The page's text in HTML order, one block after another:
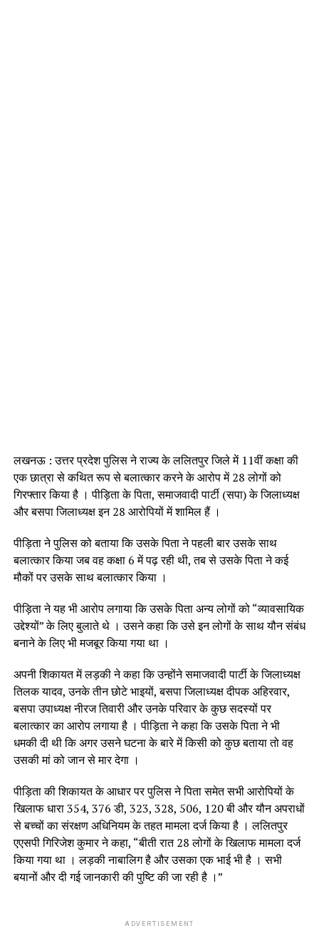
लखनऊ : उत्तर प्रदेश पुलिस ने राज्य के ललितपुर जिले में 11वीं कक्षा की
एक छात्रा से कथित रूप से बलात्कार करने के आरोप में 28 लोगों को
गिरफ्तार किया है । पीड़िता के पिता, समाजवादी पार्टी (सपा) के जिलाध्यक्ष
और बसपा जिलाध्यक्ष इन 28 आरोपियों में शामिल हैं ।
पीड़िता ने पुलिस को बताया कि उसके पिता ने पहली बार उसके साथ
बलात्कार किया जब वह कक्षा 6 में पढ़ रही थी, तब से उसके पिता ने कई
मौकों पर उसके साथ बलात्कार किया ।
पीड़िता ने यह भी आरोप लगाया कि उसके पिता अन्य लोगों को “व्यावसायिक
उद्देश्यों” के लिए बुलाते थे । उसने कहा कि उसे इन लोगों के साथ यौन संबंध
बनाने के लिए भी मजबूर किया गया था ।
अपनी शिकायत में लड़की ने कहा कि उन्होंने समाजवादी पार्टी के जिलाध्यक्ष
तिलक यादव, उनके तीन छोटे भाइयों, बसपा जिलाध्यक्ष दीपक अहिरवार,
बसपा उपाध्यक्ष नीरज तिवारी और उनके परिवार के कुछ सदस्यों पर
बलात्कार का आरोप लगाया है । पीड़िता ने कहा कि उसके पिता ने भी
धमकी दी थी कि अगर उसने घटना के बारे में किसी को कुछ बताया तो वह
उसकी मां को जान से मार देगा ।
पीड़िता की शिकायत के आधार पर पुलिस ने पिता समेत सभी आरोपियों के
खिलाफ धारा 354, 376 डी, 323, 328, 506, 120 बी और यौन अपराधों
से बच्चों का संरक्षण अधिनियम के तहत मामला दर्ज किया है । ललितपुर
एएसपी गिरिजेश कुमार ने कहा, “बीती रात 28 लोगों के खिलाफ मामला दर्ज
किया गया था । लड़की नाबालिग है और उसका एक भाई भी है । सभी
बयानों और दी गई जानकारी की पुष्टि की जा रही है ।”
ADVERTISEMENT